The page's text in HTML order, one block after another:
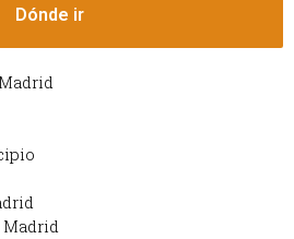
Dónde ir